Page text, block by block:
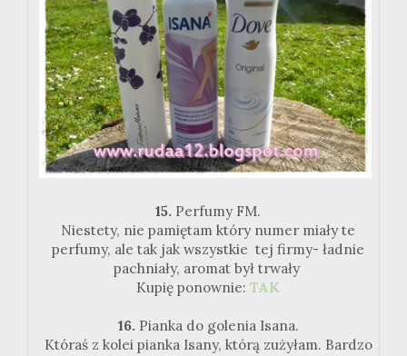
15. Perfumy FM.
Niestety, nie pamiętam który numer miały te
perfumy, ale tak jak wszystkie tej firmy- ładnie
pachniały, aromat był trwały
Kupię ponownie: TAK
16. Pianka do golenia Isana.
Któraś z kolei pianka Isany, którą zużyłam. Bardzo